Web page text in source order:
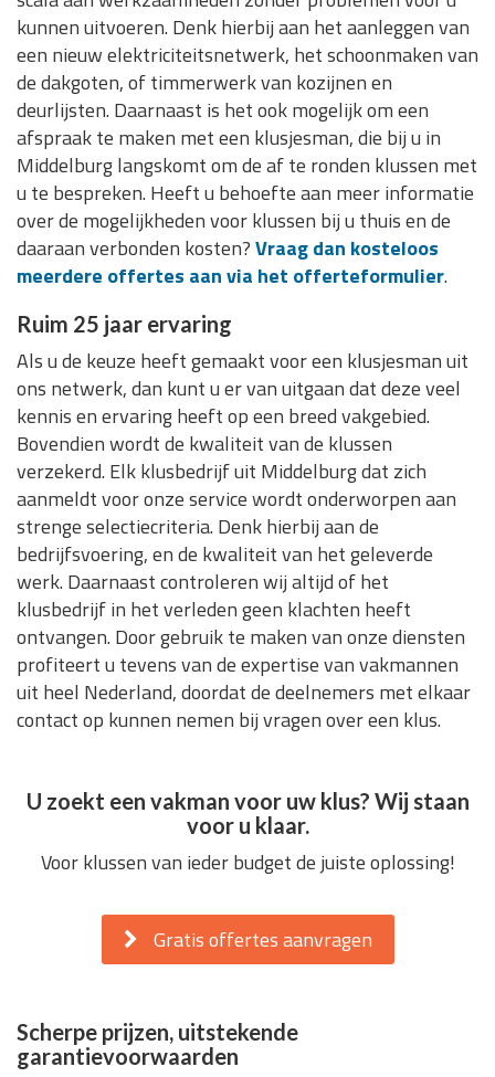
kunnen uitvoeren. Denk hierbij aan het aanleggen van
een nieuw elektriciteitsnetwerk, het schoonmaken van
de dakgoten, of timmerwerk van kozijnen en
deurlijsten. Daarnaast is het ook mogelijk om een
afspraak te maken met een klusjesman, die bij u in
Middelburg langskomt om de af te ronden klussen met
u te bespreken. Heeft u behoefte aan meer informatie
over de mogelijkheden voor klussen bij u thuis en de
daaraan verbonden kosten?Vraag dan kosteloos
meerdere offertes aan via het offerteformulier.
Ruim 25 jaar ervaring
Als u de keuze heeft gemaakt voor een klusjesman uit
ons netwerk, dan kunt u er van uitgaan dat deze veel
kennis en ervaring heeft op een breed vakgebied.
Bovendien wordt de kwaliteit van de klussen
verzekerd. Elk klusbedrijf uit Middelburg dat zich
aanmeldt voor onze service wordt onderworpen aan
strenge selectiecriteria. Denk hierbij aan de
bedrijfsvoering, en de kwaliteit van het geleverde
werk. Daarnaast controleren wij altijd of het
klusbedrijf in het verleden geen klachten heeft
ontvangen. Door gebruik te maken van onze diensten
profiteert u tevens van de expertise van vakmannen
uit heel Nederland, doordat de deelnemers met elkaar
contact op kunnen nemen bij vragen over een klus.
U zoekt een vakman voor uw klus? Wij staan
voor u klaar.
Voor klussen van ieder budget de juiste oplossing!
Gratis offertes aanvragen
Scherpe prijzen, uitstekende
garantievoorwaarden